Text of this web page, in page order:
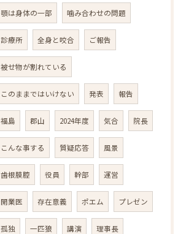
顎は身体の一部 噛み合わせの問題
診療所 全身と咬合 ご報告
被せ物が割れている
このままではいけない 発表 報告
福島 郡山 2024年度 気合 院長
こんな事する 質疑応答 風景
歯根膜腔 役員 幹部 運営
開業医 存在意義 ポエム プレゼン
孤独 一匹狼 講演 理事長